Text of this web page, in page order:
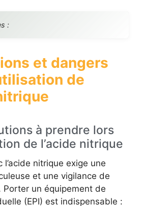
:
et dangers
de
à prendre lors
de l’acide nitrique
l’acide nitrique exige une
et une vigilance de
un équipement de
(EPI) est indispensable :